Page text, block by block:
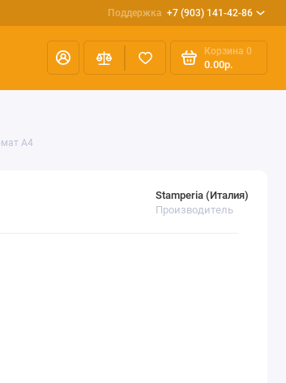
Поддержка +7 (903) 141-42-86
Корзина 0
0.00р.
А4
Stamperia (Италия)
Производитель